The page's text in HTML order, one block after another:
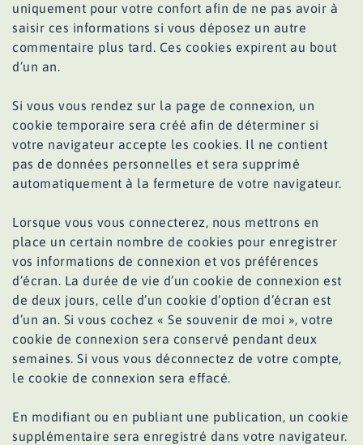
uniquement pour votre confort afin de ne pas avoir à
saisir ces informations si vous déposez un autre
commentaire plus tard. Ces cookies expirent au bout
d’un an.
Si vous vous rendez sur la page de connexion, un
cookie temporaire sera créé afin de déterminer si
votre navigateur accepte les cookies. Il ne contient
pas de données personnelles et sera supprimé
automatiquement à la fermeture de votre navigateur.
Lorsque vous vous connecterez, nous mettrons en
place un certain nombre de cookies pour enregistrer
vos informations de connexion et vos préférences
d’écran. La durée de vie d’un cookie de connexion est
de deux jours, celle d’un cookie d’option d’écran est
d’un an. Si vous cochez « Se souvenir de moi », votre
cookie de connexion sera conservé pendant deux
semaines. Si vous vous déconnectez de votre compte,
le cookie de connexion sera effacé.
En modifiant ou en publiant une publication, un cookie
supplémentaire sera enregistré dans votre navigateur.